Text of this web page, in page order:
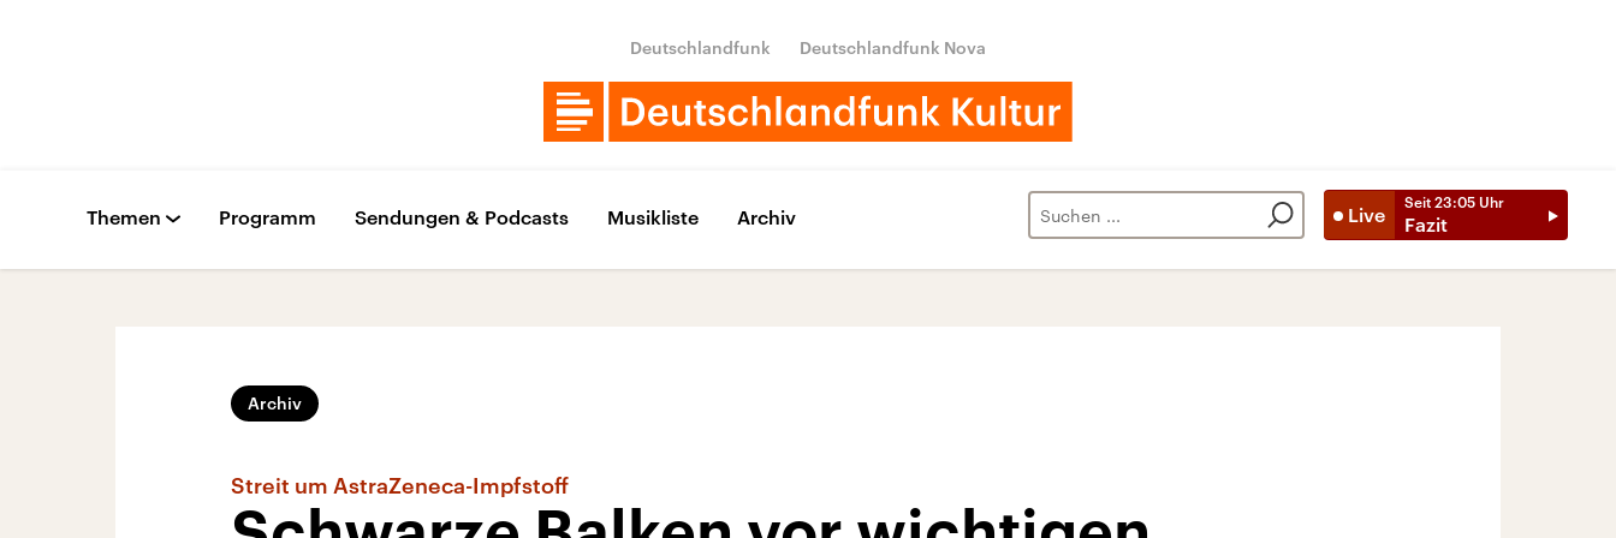
Deutschlandfunk Deutschlandfunk Nova
Live
Seit 23:05 Uhr
Fazit
Themen Programm Sendungen & Podcasts Musikliste Archiv
Archiv
Streit um AstraZeneca-Impfstoff